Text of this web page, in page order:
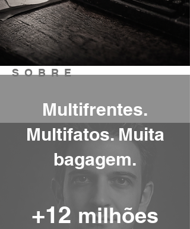
SOBRE
Multifrentes.
Multifatos. Muita
bagagem.
+12 milhões